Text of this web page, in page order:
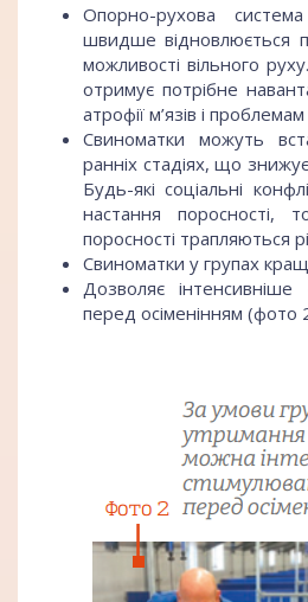
Опорно-рухова
швидше відновлюється
можливості вільного
отримує потрібне
атрофії м’язів і
Свиноматки можуть
ранніх стадіях, що знижує
Будь-які соціальні
настання поросності,
поросності трапляються
Свиноматки у групах
Дозволяє
перед осіменінням (фото